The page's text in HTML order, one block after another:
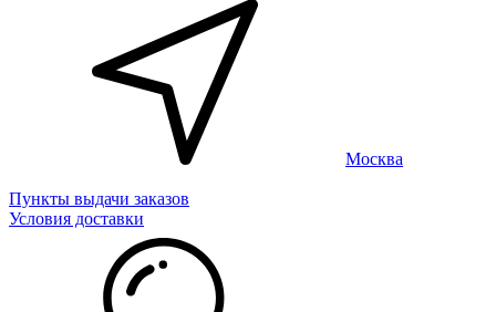
Москва
Пункты выдачи заказов
Условия доставки